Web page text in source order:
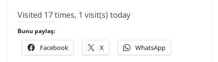
Visited 17 times, 1 visit(s) today
Bunu paylaş:
Facebook X WhatsApp